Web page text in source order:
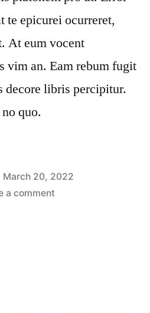
te epicurei ocurreret,
At eum vocent
vim an. Eam rebum fugit
decore libris percipitur.
quo.
March 20, 2022
a comment